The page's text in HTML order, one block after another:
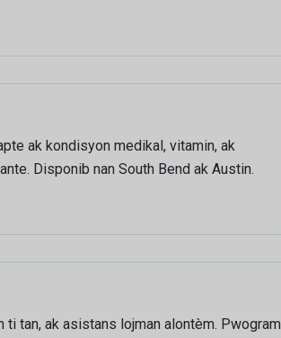
ak kondisyon medikal, vitamin, ak
Disponib nan South Bend ak Austin.
tan, ak asistans lojman alontèm. Pwogram